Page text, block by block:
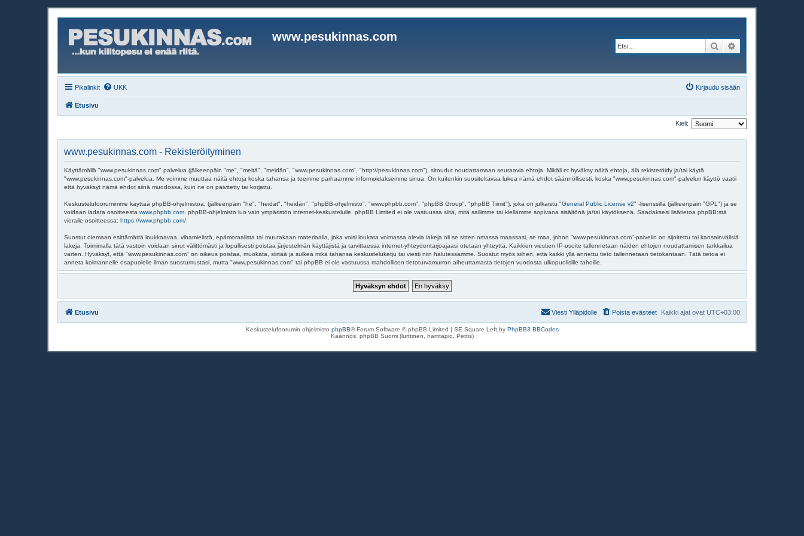
www.pesukinnas.com
Etsi
Pikalinkit UKK Kirjaudu sisään
Etusivu
Kieli:
www.pesukinnas.com - Rekisteröityminen
Käyttämällä "www.pesukinnas.com" palvelua (jälkeenpäin "me", "meitä", "meidän", "www.pesukinnas.com", "http://pesukinnas.com"), sitoudut noudattamaan seuraavia ehtoja. Mikäli et hyväksy näitä ehtoja, älä rekisteröidy ja/tai käytä
"www.pesukinnas.com"-palvelua. Me voimme muuttaa näitä ehtoja koska tahansa ja teemme parhaamme informoidaksemme sinua. On kuitenkin suositeltavaa lukea nämä ehdot säännöllisesti, koska "www.pesukinnas.com"-palvelun käyttö vaatii
että hyväksyt nämä ehdot siinä muodossa, kuin ne on päivitetty tai korjattu.
Keskustelufoorumimme käyttää phpBB-ohjelmistoa, (jälkeenpäin "he", "heidät", "heidän", "phpBB-ohjelmisto", "www.phpbb.com", "phpBB Group", "phpBB Tiimit"), joka on julkaistu "General Public License v2" -lisenssillä (jälkeenpäin "GPL") ja se
voidaan ladata osoitteesta www.phpbb.com . phpBB-ohjelmisto luo vain ympäristön internet-keskustelulle. phpBB Limited ei ole vastuussa siitä, mitä sallimme tai kiellämme sopivana sisältönä ja/tai käytöksenä. Saadaksesi lisätietoa phpBB:stä
vieraile osoitteessa: https://www.phpbb.com/
Suostut olemaan esittämättä loukkaavaa, vihamielistä, epämoraalista tai muutakaan materiaalia, joka voisi loukata voimassa olevia lakeja oli se sitten omassa maassasi, se maa, johon "www.pesukinnas.com"-palvelin on sijoitettu tai kansainvälisiä
lakeja. Toimimalla tätä vastoin voidaan sinut välittömästi ja lopullisesti poistaa järjestelmän käyttäjistä ja tarvittaessa internet-yhteydentarjoajaasi otetaan yhteyttä. Kaikkien viestien IP-osoite tallennetaan näiden ehtojen noudattamisen tarkkailua
varten. Hyväksyt, että "www.pesukinnas.com" on oikeus poistaa, muokata, siirtää ja sulkea mikä tahansa keskusteluketju tai viesti niin halutessamme. Suostut myös siihen, että kaikki yllä annettu tieto tallennetaan tietokantaan. Tätä tietoa ei
anneta kolmannelle osapuolelle ilman suostumustasi, mutta "www.pesukinnas.com" tai phpBB ei ole vastuussa mahdollisen tietoturvamurron aiheuttamasta tietojen vuodosta ulkopuolisille tahoille.
Etusivu Kaikki ajat ovat UTC+03:00
Poista evästeet
Viesti Ylläpidolle
Keskustelufoorumin ohjelmisto phpBB® Forum Software © phpBB Limited | SE Square Left by PhpBB3 BBCodes
Käännös: phpBB Suomi (lurttinen, harritapio, Pettis)